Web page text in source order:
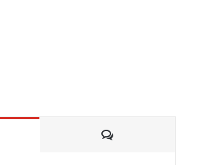
Comentarios